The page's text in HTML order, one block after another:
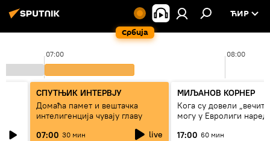
Србија
ЋИР
07:00 08:00
СПУТЊИК ИНТЕРВЈУ
Домаћа памет и вештачка
интелигенција чувају главу
07:00 30 мин live
МИЉАНОВ КОРНЕР
Кога су довели
могу у Евролиги
17:00 60 мин